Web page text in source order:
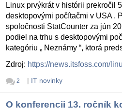
Linux prvýkrát v histórii prekročil
desktopovými počítačmi v USA .
spoločnosti StatCounter za jún
podiel na trhu s desktopovými
kategóriu „ Neznámy “, ktorá
Zdroj: https://news.itsfoss.com/
2 | IT novinky
O konferencii 13. ročník